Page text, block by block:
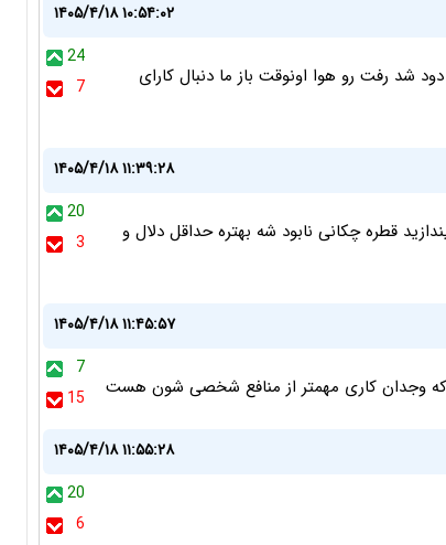
۱۴۰۵/۴/۱۸ ۱۰:۵۴:۰۲
24
7
رفت رو هوا اونوقت باز ما دنبال کارای
۱۴۰۵/۴/۱۸ ۱۱:۳۹:۲۸
20
3
قطره چکانی نابود شه بهتره حداقل دلال و
۱۴۰۵/۴/۱۸ ۱۱:۴۵:۵۷
7
15
وجدان کاری مهمتر از منافع شخصی شون هست
۱۴۰۵/۴/۱۸ ۱۱:۵۵:۲۸
20
6